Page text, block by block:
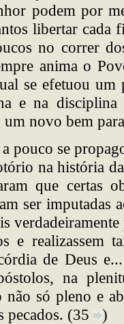
podem por
libertar cada
no correr
anima o
se efetuou um
e na
novo bem
pouco se
na história
que certas
ser imputadas
e realizassem
de Deus
na
não só pleno e
pecados. (35
)